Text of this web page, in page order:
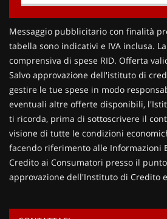
Contattaci
Messaggio pubblicitario con finalità
tabella sono indicativi e IVA inclusa.
comprensiva di spese RID. Offerta
Salvo approvazione dell'istituto di
gestire le tue spese in modo
eventuali altre offerte disponibili,
ti ricorda, prima di sottoscrivere il
visione di tutte le condizioni
facendo riferimento alle Informazioni
Credito ai Consumatori presso il
approvazione dell'Instituto di Credito